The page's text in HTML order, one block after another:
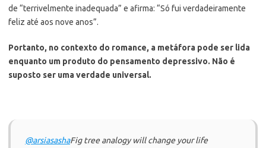
de “terrivelmente inadequada” e afirma: “Só fui verdadeiramente
feliz até aos nove anos”.
Portanto, no contexto do romance, a metáfora pode ser lida
enquanto um produto do pensamento depressivo. Não é
suposto ser uma verdade universal.
@arsiasashaFig tree analogy will change your life